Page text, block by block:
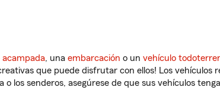
acampada, una embarcación o un vehículo
que puede disfrutar con ellos! Los vehículos
los senderos, asegúrese de que sus vehículos